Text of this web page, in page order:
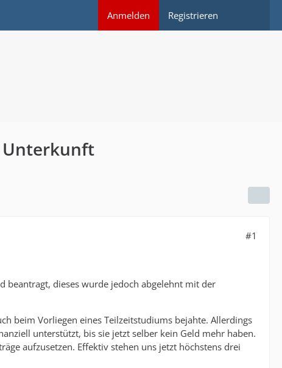
Anmelden Registrieren
Unterkunft
#1
beantragt, dieses wurde jedoch abgelehnt mit der
beim Vorliegen eines Teilzeitstudiums bejahte. Allerdings
unterstützt, bis sie jetzt selber kein Geld mehr haben.
aufzusetzen. Effektiv stehen uns jetzt höchstens drei